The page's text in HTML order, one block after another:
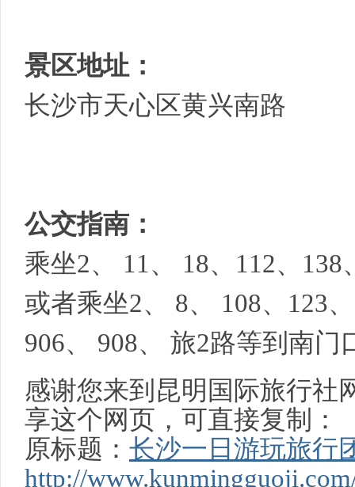
景区地址：
长沙市天心区黄兴南路
公交指南：
乘坐2、 11、 18、112、
或者乘坐2、 8、 108、123
906、 908、 旅2路等到南门
感谢您来到昆明国际旅行社
享这个网页，可直接复制：
原标题： 长沙一日游玩旅行
http://